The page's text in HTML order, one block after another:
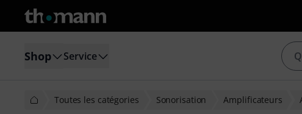
Shop Service
Toutes les catégories Sonorisation Amplificateurs